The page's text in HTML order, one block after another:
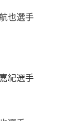
也選手
紀選手